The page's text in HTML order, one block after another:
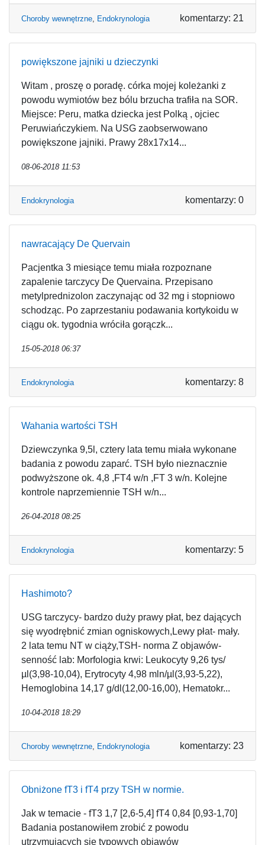
Choroby wewnętrzne, Endokrynologia komentarzy: 21
powiększone jajniki u dzieczynki
Witam , proszę o poradę. córka mojej koleżanki z
powodu wymiotów bez bólu brzucha trafiła na SOR.
Miejsce: Peru, matka dziecka jest Polką , ojciec
Peruwiańczykiem. Na USG zaobserwowano
powiększone jajniki. Prawy 28x17x14...
08-06-2018 11:53
Endokrynologia komentarzy: 0
nawracający De Quervain
Pacjentka 3 miesiące temu miała rozpoznane
zapalenie tarczycy De Quervaina. Przepisano
metylprednizolon zaczynając od 32 mg i stopniowo
schodząc. Po zaprzestaniu podawania kortykoidu w
ciągu ok. tygodnia wróciła gorączk...
15-05-2018 06:37
Endokrynologia komentarzy: 8
Wahania wartości TSH
Dziewczynka 9,5l, cztery lata temu miała wykonane
badania z powodu zaparć. TSH było nieznacznie
podwyższone ok. 4,8 ,FT4 w/n ,FT 3 w/n. Kolejne
kontrole naprzemiennie TSH w/n...
26-04-2018 08:25
Endokrynologia komentarzy: 5
Hashimoto?
USG tarczycy- bardzo duży prawy płat, bez dających
się wyodrębnić zmian ogniskowych,Lewy płat- mały.
2 lata temu NT w ciąży,TSH- norma Z objawów-
senność lab: Morfologia krwi: Leukocyty 9,26 tys/
µl(3,98-10,04), Erytrocyty 4,98 mln/µl(3,93-5,22),
Hemoglobina 14,17 g/dl(12,00-16,00), Hematokr...
10-04-2018 18:29
Choroby wewnętrzne, Endokrynologia komentarzy: 23
Obniżone fT3 i fT4 przy TSH w normie.
Jak w temacie - fT3 1,7 [2,6-5,4] fT4 0,84 [0,93-1,70]
Badania postanowiłem zrobić z powodu
utrzymujących się typowych objawów